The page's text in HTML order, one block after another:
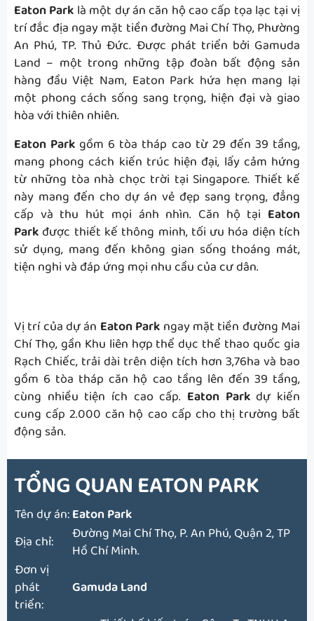
Eaton Park là một dự án căn hộ cao cấp tọa lạc tại vị
trí đắc địa ngay mặt tiền đường Mai Chí Thọ, Phường
An Phú, TP. Thủ Đức. Được phát triển bởi Gamuda
Land – một trong những tập đoàn bất động sản
hàng đầu Việt Nam, Eaton Park hứa hẹn mang lại
một phong cách sống sang trọng, hiện đại và giao
hòa với thiên nhiên.
Eaton Park gồm 6 tòa tháp cao từ 29 đến 39 tầng,
mang phong cách kiến trúc hiện đại, lấy cảm hứng
từ những tòa nhà chọc trời tại Singapore. Thiết kế
này mang đến cho dự án vẻ đẹp sang trọng, đẳng
cấp và thu hút mọi ánh nhìn. Căn hộ tại Eaton
Park được thiết kế thông minh, tối ưu hóa diện tích
sử dụng, mang đến không gian sống thoáng mát,
tiện nghi và đáp ứng mọi nhu cầu của cư dân.
Vị trí của dự án Eaton Park ngay mặt tiền đường Mai
Chí Thọ, gần Khu liên hợp thể dục thể thao quốc gia
Rạch Chiếc, trải dài trên diện tích hơn 3,76ha và bao
gồm 6 tòa tháp căn hộ cao tầng lên đến 39 tầng,
cùng nhiều tiện ích cao cấp. Eaton Parkdự kiến
cung cấp 2.000 căn hộ cao cấp cho thị trường bất
động sản.
TỔNG QUANEATON PARK
Tên dự án:Eaton Park
Địa chỉ:
Đường Mai Chí Thọ, P. An Phú, Quận 2, TP
Hồ Chí Minh.
Đơn vị
phát
triển:
Gamuda Land